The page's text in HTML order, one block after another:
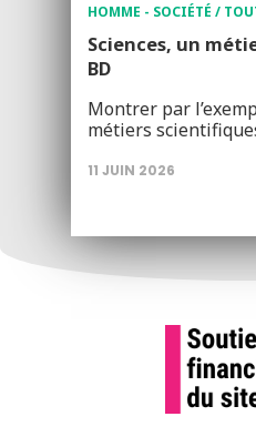
HOMME - SOCIÉTÉ /
Sciences, un
BD
Montrer par
métiers
11 JUIN 2026